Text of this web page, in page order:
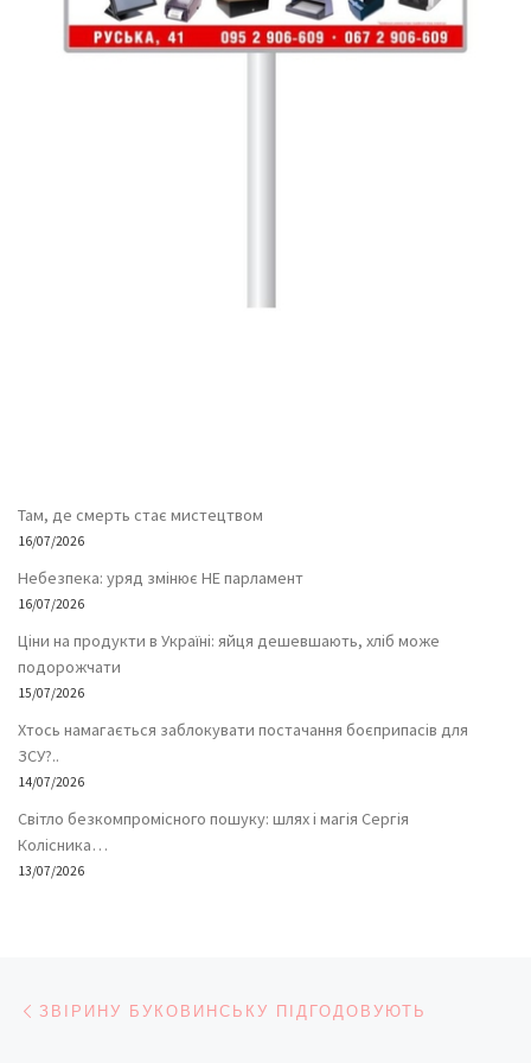
Там, де смерть стає мистецтвом
16/07/2026
Небезпека: уряд змінює НЕ парламент
16/07/2026
Ціни на продукти в Україні: яйця дешевшають, хліб може
подорожчати
15/07/2026
Хтось намагається заблокувати постачання боєприпасів для
ЗСУ?..
14/07/2026
Світло безкомпромісного пошуку: шлях і магія Сергія
Колісника…
13/07/2026
Навігація записів
ЗВІРИНУ БУКОВИНСЬКУ ПІДГОДОВУЮТЬ